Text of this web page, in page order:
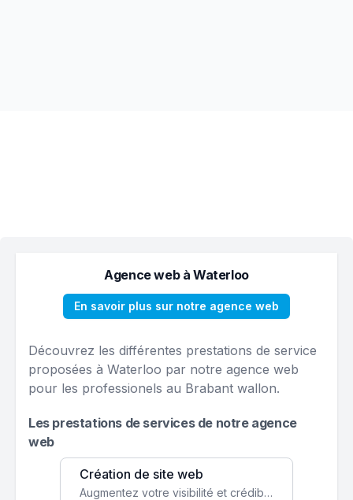
Agence web à Waterloo
En savoir plus sur notre agence web
Découvrez les différentes prestations de service
proposées à Waterloo par notre agence web
pour les professionels au Brabant wallon.
Les prestations de services de notre agence
web
Création de site web
Augmentez votre visibilité et crédibilité en ligne avec un site web performant, conçu pour attirer plus de clients.